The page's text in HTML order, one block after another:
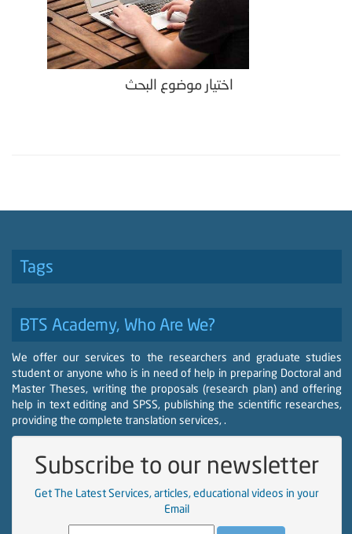
اختيار موضوع البحث
Tags
BTS Academy, Who Are We?
We offer our services to the researchers and graduate studies
student or anyone who is in need of help in preparing Doctoral and
Master Theses, writing the proposals (research plan) and offering
help in text editing and SPSS, publishing the scientific researches,
providing the complete translation services, .
Subscribe to our newsletter
Get The Latest Services, articles, educational videos in your
Email